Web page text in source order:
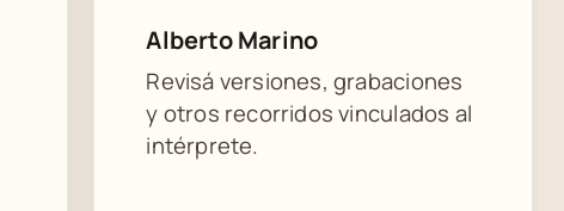
Alberto Marino
Revisá versiones, grabaciones
y otros recorridos vinculados al
intérprete.